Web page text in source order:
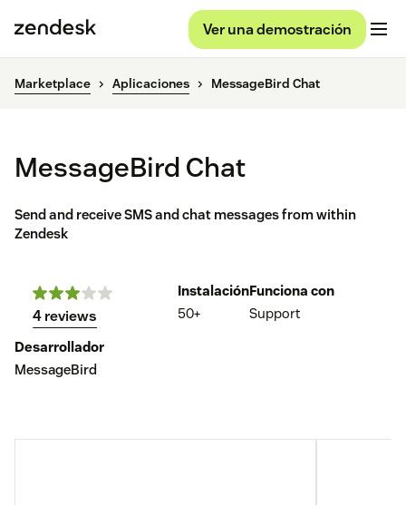
Ver una demostración
Marketplace Aplicaciones MessageBird Chat
MessageBird Chat
Send and receive SMS and chat messages from within
Zendesk
4 reviews
Instalación
50+
Funciona con
Support
Desarrollador
MessageBird